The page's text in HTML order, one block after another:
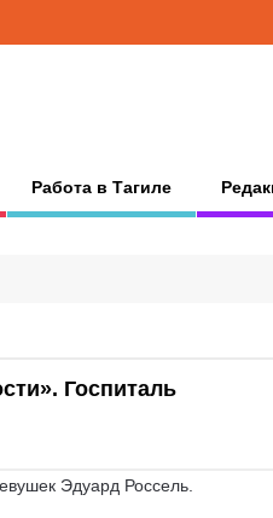
Работа в Тагиле
Госпиталь
Эдуард Россель.